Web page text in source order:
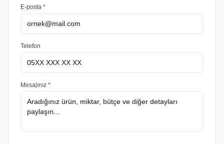
E-posta *
Telefon
Mesajınız *